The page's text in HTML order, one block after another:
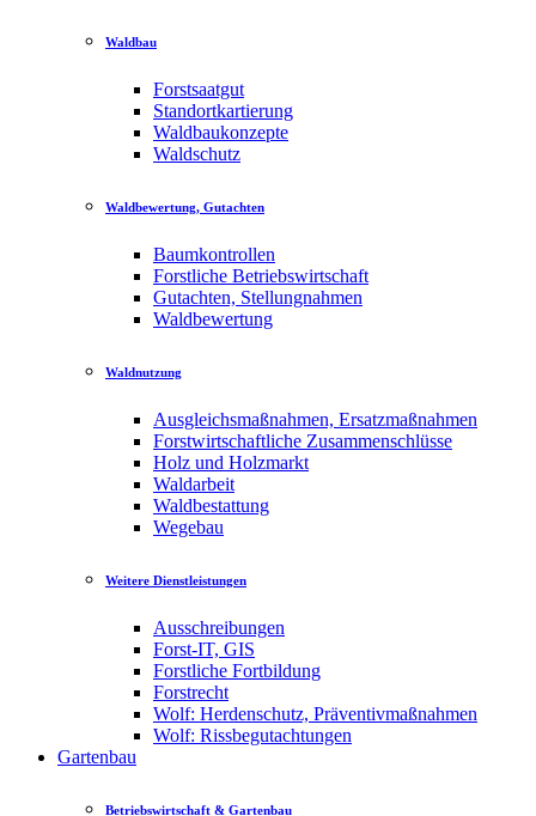
Waldbau
Forstsaatgut
Standortkartierung
Waldbaukonzepte
Waldschutz
Waldbewertung, Gutachten
Baumkontrollen
Forstliche Betriebswirtschaft
Gutachten, Stellungnahmen
Waldbewertung
Waldnutzung
Ausgleichsmaßnahmen, Ersatzmaßnahmen
Forstwirtschaftliche Zusammenschlüsse
Holz und Holzmarkt
Waldarbeit
Waldbestattung
Wegebau
Weitere Dienstleistungen
Ausschreibungen
Forst-IT, GIS
Forstliche Fortbildung
Forstrecht
Wolf: Herdenschutz, Präventivmaßnahmen
Wolf: Rissbegutachtungen
Gartenbau
Betriebswirtschaft & Gartenbau